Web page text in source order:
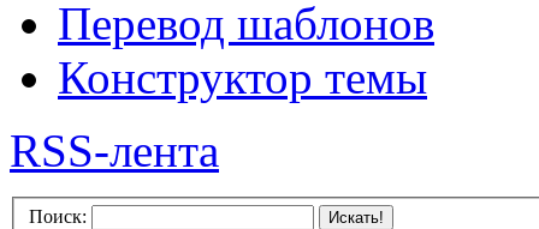
Перевод шаблонов
Конструктор темы
RSS-лента
Поиск: Искать!